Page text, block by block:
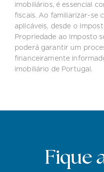
imobiliários, é essencial
fiscais. Ao familiarizar-se
aplicáveis, desde o
Propriedade ao Imposto
poderá garantir um
financeiramente
imobiliário de Portugal.
Fique